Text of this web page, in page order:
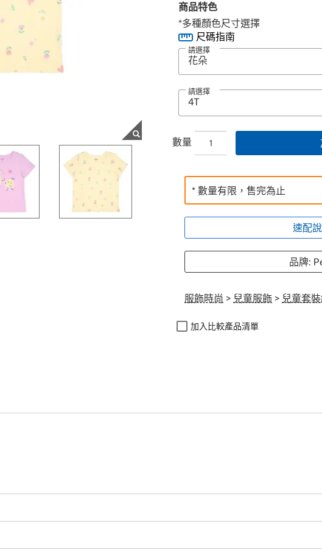
商品特色
*多種顏色尺寸選擇
尺碼指南
請選擇
請選擇
數量
* 數量有限，售完為止
速配
品牌:
服飾時尚 > 兒童服飾 > 兒童套
加入比較產品清單